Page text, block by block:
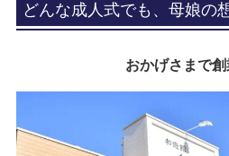
どんな成人式でも、母娘の
おかげさまで